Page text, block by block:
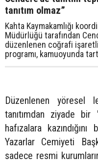
tanıtım olmaz”
Kahta Kaymakamlığı
Müdürlüğü tarafından
düzenlenen coğrafi
programı, kamuoyunda
Düzenlenen yöresel
tanıtımdan ziyade
hafızalara
Yazarlar Cemiyeti
sadece resmi